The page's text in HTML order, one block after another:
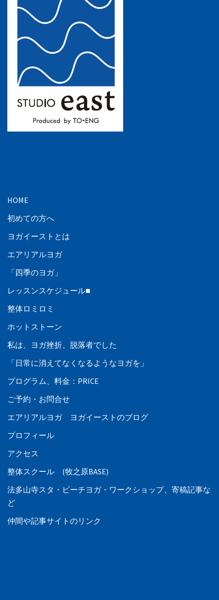
HOME
初めての方へ
ヨガイーストとは
エアリアルヨガ
「四季のヨガ」
レッスンスケジュール■
整体ロミロミ
ホットストーン
私は、ヨガ挫折、脱落者でした
「日常に消えてなくなるようなヨガを」
プログラム、料金：PRICE
ご予約・お問合せ
エアリアルヨガ ヨガイーストのブログ
プロフィール
アクセス
整体スクール (牧之原BASE)
法多山寺スタ・ビーチヨガ・ワークショップ、寄稿記事な
ど
仲間や記事サイトのリンク